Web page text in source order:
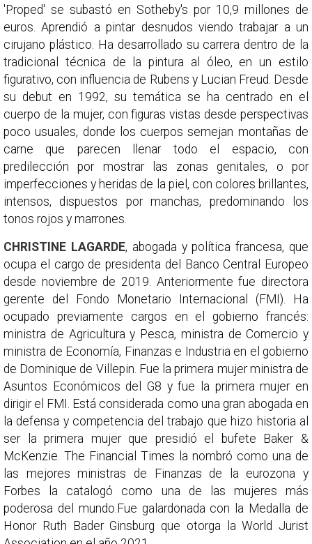
'Proped' se subastó en Sotheby's por 10,9 millones de
euros. Aprendió a pintar desnudos viendo trabajar a un
cirujano plástico. Ha desarrollado su carrera dentro de la
tradicional técnica de la pintura al óleo, en un estilo
figurativo, con influencia de Rubens y Lucian Freud. Desde
su debut en 1992, su temática se ha centrado en el
cuerpo de la mujer, con figuras vistas desde perspectivas
poco usuales, donde los cuerpos semejan montañas de
carne que parecen llenar todo el espacio, con
predilección por mostrar las zonas genitales, o por
imperfecciones y heridas de la piel, con colores brillantes,
intensos, dispuestos por manchas, predominando los
tonos rojos y marrones.
CHRISTINE LAGARDE, abogada y política francesa, que
ocupa el cargo de presidenta del Banco Central Europeo
desde noviembre de 2019. Anteriormente fue directora
gerente del Fondo Monetario Internacional (FMI). Ha
ocupado previamente cargos en el gobierno francés:
ministra de Agricultura y Pesca, ministra de Comercio y
ministra de Economía, Finanzas e Industria en el gobierno
de Dominique de Villepin. Fue la primera mujer ministra de
Asuntos Económicos del G8 y fue la primera mujer en
dirigir el FMI. Está considerada como una gran abogada en
la defensa y competencia del trabajo que hizo historia al
ser la primera mujer que presidió el bufete Baker &
McKenzie. The Financial Times la nombró como una de
las mejores ministras de Finanzas de la eurozona y
Forbes la catalogó como una de las mujeres más
poderosa del mundo.Fue galardonada con la Medalla de
Honor Ruth Bader Ginsburg que otorga la World Jurist